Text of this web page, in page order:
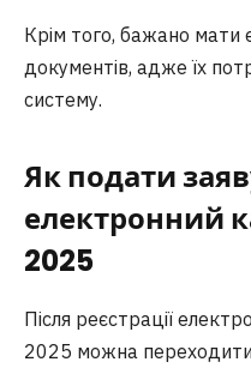
Крім того, бажано мати
документів, адже їх
систему.
Як подати
електронний
2025
Після реєстрації
2025 можна